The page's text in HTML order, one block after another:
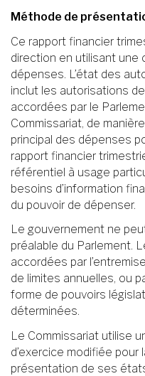
Méthode de
Ce rapport financier
direction en utilisant une
dépenses. L’état des
inclut les autorisations
accordées par le
Commissariat, de
principal des dépenses
rapport financier
référentiel à usage
besoins d’information
du pouvoir de dépenser.
Le gouvernement ne
préalable du Parlement.
accordées par
de limites annuelles, ou
forme de pouvoirs
déterminées.
Le Commissariat utilise
d’exercice modifiée pour
présentation de ses